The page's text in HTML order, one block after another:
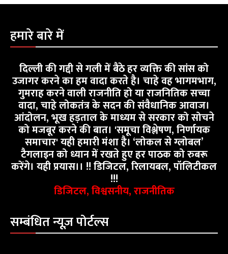
हमारे बारे में
दिल्ली की गद्दी से गली में बैठे हर व्यक्ति की सांस को
उजागर करने का हम वादा करते है। चाहे वह भागमभाग,
गुमराह करने वाली राजनीति हो या राजनितिक सच्चा
वादा, चाहे लोकतंत्र के सदन की संवैधानिक आवाज।
आंदोलन, भूख हड़ताल के माध्यम से सरकार को सोचने
को मजबूर करने की बात। 'समूचा विश्लेषण, निर्णायक
समाचार' यही हमारी मंशा है। ‘लोकल से ग्लोबल’
टैगलाइन को ध्यान में रखते हुए हर पाठक को रुबरू
करेंगे। यही प्रयास।। !! डिजिटल, रिलायबल, पॉलिटीकल
!!!
डिजिटल, विश्वसनीय, राजनीतिक
सम्बंधित न्यूज़ पोर्टल्स